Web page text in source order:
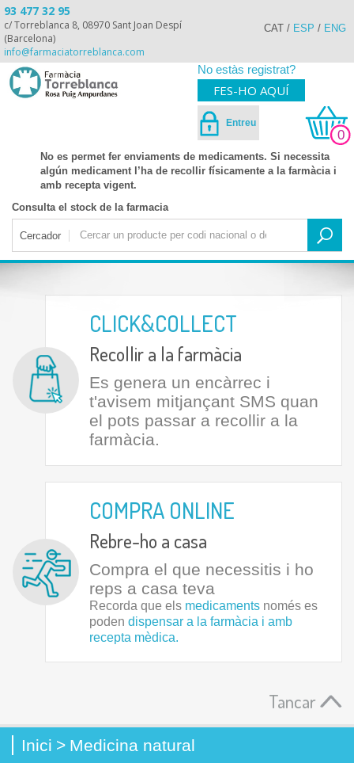
93 477 32 95
c/ Torreblanca 8, 08970 Sant Joan Despí
(Barcelona)
info@farmaciatorreblanca.com
CAT / ESP / ENG
No estàs registrat?
FES-HO AQUÍ
Entreu
0
No es permet fer enviaments de medicaments. Si necessita
algún medicament l’ha de recollir físicamente a la farmàcia i
amb recepta vigent.
Consulta el stock de la farmacia
Cercador
CLICK&COLLECT
Recollir a la farmàcia
Es genera un encàrrec i
t'avisem mitjançant SMS quan
el pots passar a recollir a la
farmàcia.
COMPRA ONLINE
Rebre-ho a casa
Compra el que necessitis i ho
reps a casa teva
Recorda que els medicaments només es
poden dispensar a la farmàcia i amb
recepta mèdica.
Tancar
Inici > Medicina natural